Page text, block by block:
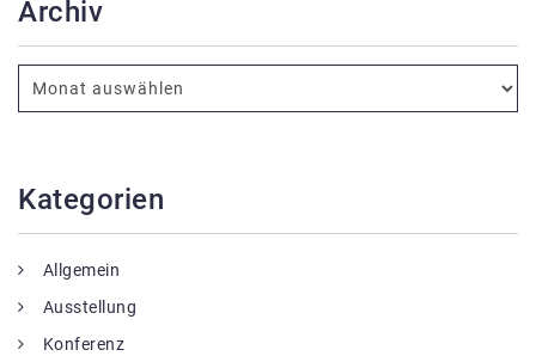
Archiv
Kategorien
Allgemein
Ausstellung
Konferenz